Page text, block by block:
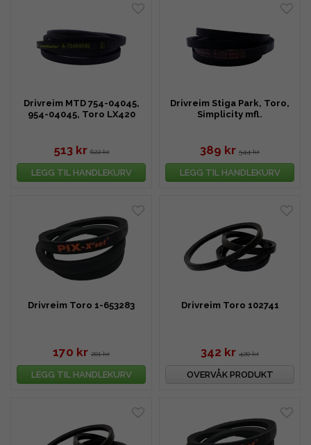
Drivreim MTD 754-04045,
954-04045, Toro LX420
513 kr 622 kr
LEGG TIL HANDLEKURV
Drivreim Stiga Park, Toro,
Simplicity mfl.
389 kr 544 kr
LEGG TIL HANDLEKURV
Drivreim Toro 1-653283
170 kr 201 kr
LEGG TIL HANDLEKURV
Drivreim Toro 102741
342 kr 420 kr
OVERVÅK PRODUKT